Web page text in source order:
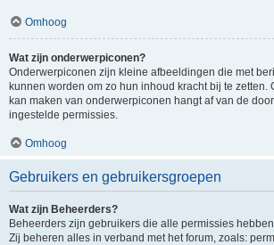
Omhoog
Wat zijn onderwerpiconen?
Onderwerpiconen zijn kleine afbeeldingen die met
kunnen worden om zo hun inhoud kracht bij te zetten.
kan maken van onderwerpiconen hangt af van de
ingestelde permissies.
Omhoog
Gebruikers en gebruikersgroepen
Wat zijn Beheerders?
Beheerders zijn gebruikers die alle permissies
Zij beheren alles in verband met het forum, zoals: